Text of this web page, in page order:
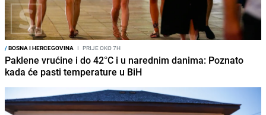
/BOSNA I HERCEGOVINA I PRIJE OKO 7H
Paklene vrućine i do 42°C i u narednim danima: Poznato
kada će pasti temperature u BiH